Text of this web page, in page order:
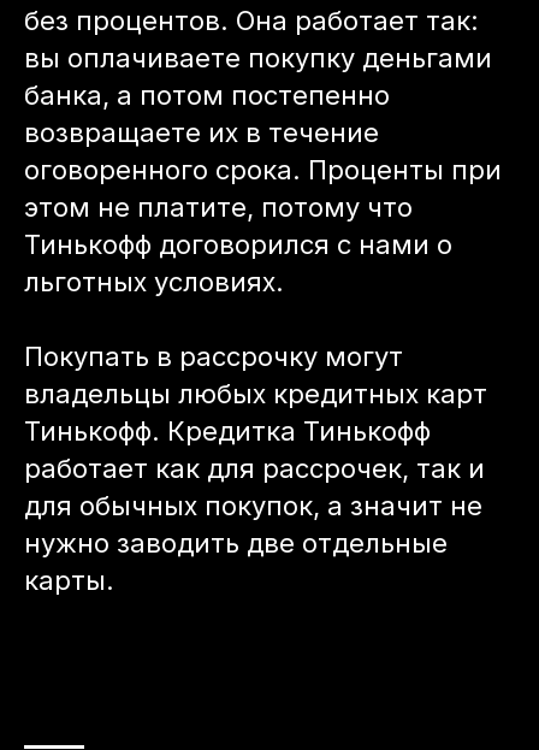
без процентов. Она работает так:
вы оплачиваете покупку деньгами
банка, а потом постепенно
возвращаете их в течение
оговоренного срока. Проценты при
этом не платите, потому что
Тинькофф договорился с нами о
льготных условиях.
Покупать в рассрочку могут
владельцы любых кредитных карт
Тинькофф. Кредитка Тинькофф
работает как для рассрочек, так и
для обычных покупок, а значит не
нужно заводить две отдельные
карты.